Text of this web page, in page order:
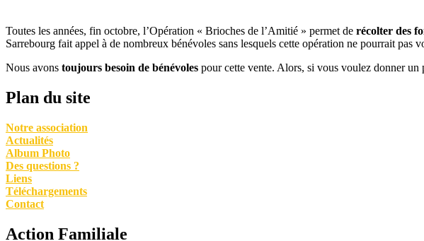
Toutes les années, fin octobre, l’Opération « Brioches de l’Amitié » permet de récolter des
Sarrebourg fait appel à de nombreux bénévoles sans lesquels cette opération ne pourrait pas
Nous avons toujours besoin de bénévoles pour cette vente. Alors, si vous voulez donner un
Plan du site
Notre association
Actualités
Album Photo
Des questions ?
Liens
Téléchargements
Contact
Action Familiale